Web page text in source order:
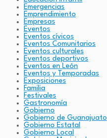
Emergencias
Emprendimiento
Empresas
Eventos
Eventos cívicos
Eventos Comunitarios
Eventos culturales
Eventos deportivos
Eventos en León
Eventos y Temporadas
Exposiciones
Familia
Festivales
Gastronomía
Gobierno
Gobierno de Guanajuato
Gobierno Estatal
Gobierno Local